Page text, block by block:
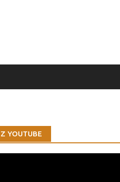
Z YOUTUBE